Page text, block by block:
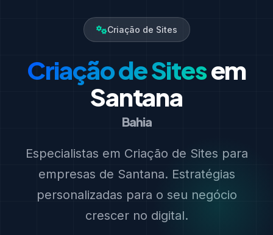
Criação de Sites
Criação de Sitesem
Santana
Bahia
Especialistas em Criação de Sites para
empresas de Santana. Estratégias
personalizadas para o seu negócio
crescer no digital.